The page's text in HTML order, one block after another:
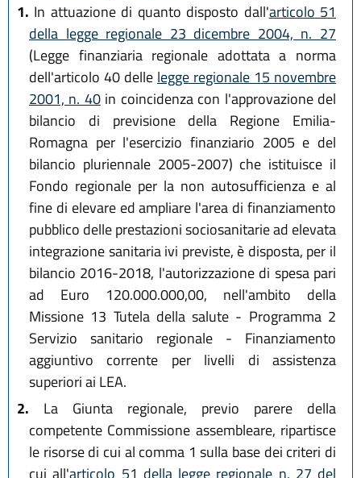
1. In attuazione di quanto disposto dall'articolo 51
della legge regionale 23 dicembre 2004, n. 27
(Legge finanziaria regionale adottata a norma
dell'articolo 40 delle legge regionale 15 novembre
2001, n. 40in coincidenza con l'approvazione del
bilancio di previsione della Regione Emilia-
Romagna per l'esercizio finanziario 2005 e del
bilancio pluriennale 2005-2007) che istituisce il
Fondo regionale per la non autosufficienza e al
fine di elevare ed ampliare l'area di finanziamento
pubblico delle prestazioni sociosanitarie ad elevata
integrazione sanitaria ivi previste, è disposta, per il
bilancio 2016-2018, l'autorizzazione di spesa pari
ad Euro 120.000.000,00, nell'ambito della
Missione 13 Tutela della salute - Programma 2
Servizio sanitario regionale - Finanziamento
aggiuntivo corrente per livelli di assistenza
superiori ai LEA.
2. La Giunta regionale, previo parere della
competente Commissione assembleare, ripartisce
le risorse di cui al comma 1 sulla base dei criteri di
cui all'articolo 51 della legge regionale n. 27 del